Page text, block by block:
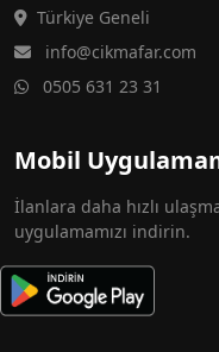
Türkiye Geneli
info@cikmafar.com
0505 631 23 31
Mobil
İlanlara daha hızlı
uygulamamızı indirin.